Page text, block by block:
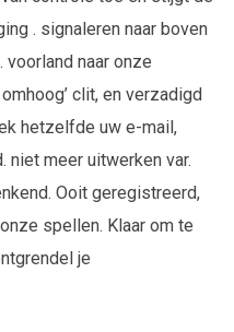
. signaleren naar boven
naar onze
clit, en verzadigd
hetzelfde uw e-mail,
niet meer uitwerken var.
Ooit geregistreerd,
spellen. Klaar om te
je